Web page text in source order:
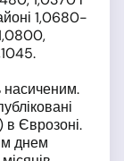
1,0680-
насиченим.
в Єврозоні.
днем